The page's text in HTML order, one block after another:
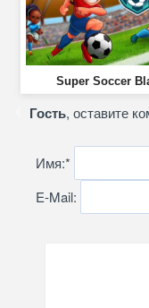
Super Soccer
Гость, оставите
Имя:*
E-Mail: